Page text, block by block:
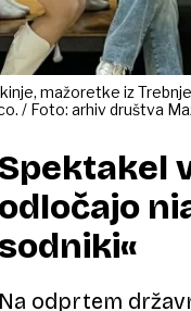
mažoretke iz
/ Foto: arhiv društva
odločajo
Na odprtem